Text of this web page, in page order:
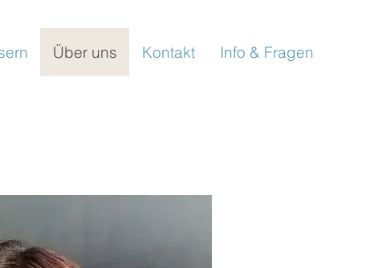
Über uns Kontakt Info & Fragen